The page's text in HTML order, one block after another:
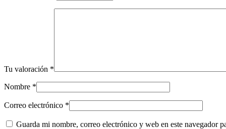
Tu valoración *
Nombre *
Correo electrónico *
Guarda mi nombre, correo electrónico y web en este navegador